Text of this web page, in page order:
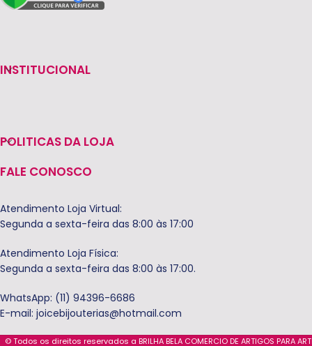
INSTITUCIONAL
POLITICAS DA LOJA
FALE CONOSCO
Atendimento Loja Virtual:
Segunda a sexta-feira das 8:00 às 17:00
Atendimento Loja Física:
Segunda a sexta-feira das 8:00 às 17:00.
WhatsApp: (11) 94396-6686
E-mail: joicebijouterias@hotmail.com
© Todos os direitos reservados a BRILHA BELA COMERCIO DE ARTIGOS PARA